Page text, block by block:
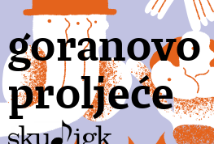
goranovo
proljeće